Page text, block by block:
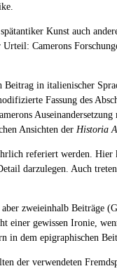
Kunst auch
Camerons
in italienischer
Fassung des
Auseinandersetzung
Ansichten der Historia
referiert werden.
darzulegen. Auch
zweieinhalb Beiträge
einer gewissen Ironie,
in dem epigraphischen
der verwendeten